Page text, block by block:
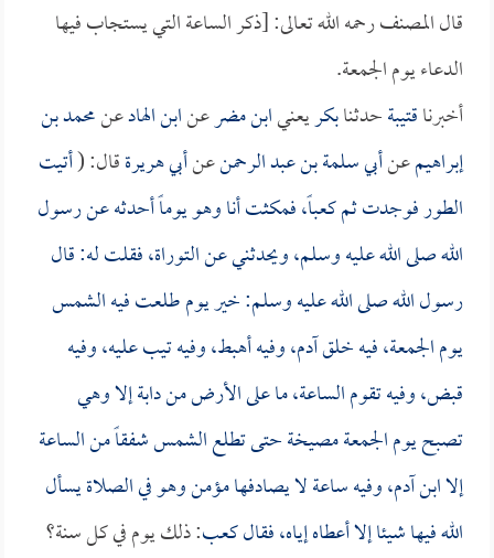
قال المصنف رحمه الله تعالى: [ذكر الساعة التي يستجاب فيها
الدعاء يوم الجمعة.
أخبرناقتيبةحدثنابكريعنيابن مضرعنابن الهادعنمحمد بن
إبراهيمعنأبي سلمة بن عبد الرحمنعنأبي هريرةقال: (أتيت
الطور فوجدت ثمكعباً، فمكثت أنا وهو يوماً أحدثه عن رسول
الله صلى الله عليه وسلم، ويحدثني عن التوراة، فقلت له: قال
رسول الله صلى الله عليه وسلم: خير يوم طلعت فيه الشمس
يوم الجمعة، فيه خلق آدم، وفيه أهبط، وفيه تيب عليه، وفيه
قبض، وفيه تقوم الساعة، ما على الأرض من دابة إلا وهي
تصبح يوم الجمعة مصيخة حتى تطلع الشمس شفقاً من الساعة
إلا ابن آدم، وفيه ساعة لا يصادفها مؤمن وهو في الصلاة يسأل
الله فيها شيئا إلا أعطاه إياه، فقالكعب: ذلك يوم في كل سنة؟